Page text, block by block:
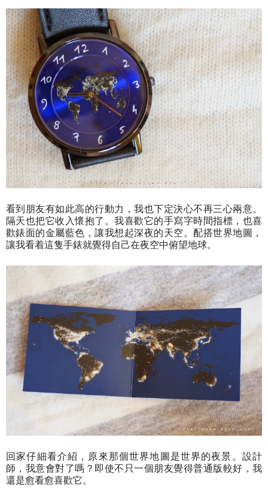
看到朋友有如此高的行動力，我也下定決心不再三心兩意。
隔天也把它收入懷抱了。我喜歡它的手寫字時間指標，也喜
歡錶面的金屬藍色，讓我想起深夜的天空。配搭世界地圖，
讓我看着這隻手錶就覺得自己在夜空中俯望地球。
回家仔細看介紹，原來那個世界地圖是世界的夜景。設計
師，我意會對了嗎？即使不只一個朋友覺得普通版較好，我
還是愈看愈喜歡它。